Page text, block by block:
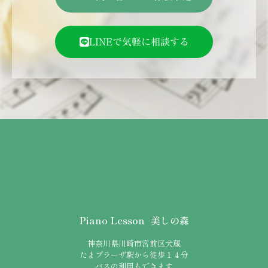
LINEで気軽に相談する
Piano Lesson 美しの森
神奈川県川崎市宮前区犬蔵
たまプラーザ駅から徒歩１４分
バスの利用もできます